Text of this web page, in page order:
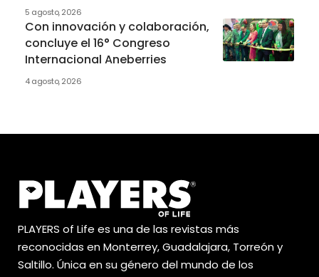
5 agosto, 2026
Con innovación y colaboración,
concluye el 16° Congreso
Internacional Aneberries
4 agosto, 2026
PLAYERS of Life es una de las revistas más
reconocidas en Monterrey, Guadalajara, Torreón y
Saltillo. Única en su género del mundo de los